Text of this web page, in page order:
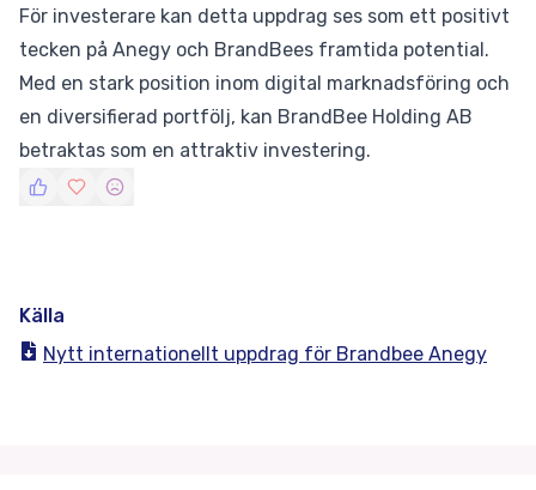
För investerare kan detta uppdrag ses som ett positivt
tecken på Anegy och BrandBees framtida potential.
Med en stark position inom digital marknadsföring och
en diversifierad portfölj, kan BrandBee Holding AB
betraktas som en attraktiv investering.
Källa
Nytt internationellt uppdrag för Brandbee Anegy